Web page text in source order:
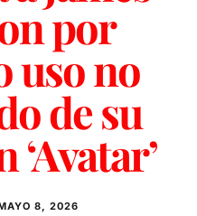
por
uso no
de su
8, 2026